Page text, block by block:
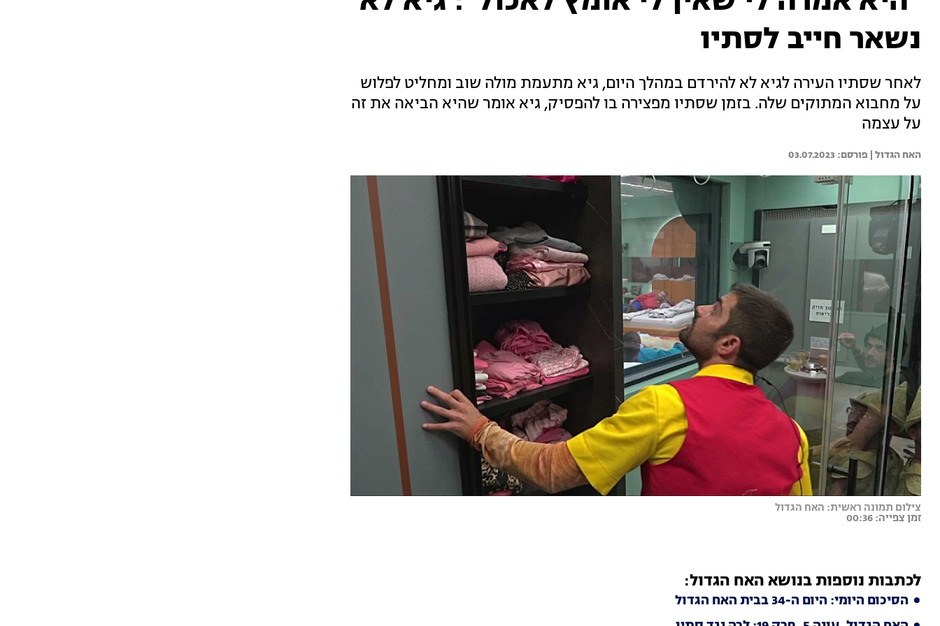
נשאר חייב לסתיו
לאחר שסתיו העירה לגיא לא להירדם במהלך היום, גיא מתעמת מולה שוב ומחליט לפלוש
על מחבוא המתוקים שלה. בזמן שסתיו מפצירה בו להפסיק, גיא אומר שהיא הביאה את זה
על עצמה
האח הגדול | 03.07.2023
צילום תמונה ראשית: האח הגדול
זמן צפייה: 00:36
לכתבות נוספות בנושא האח הגדול:
הסיכום היומי: היום ה-34 בבית האח הגדול